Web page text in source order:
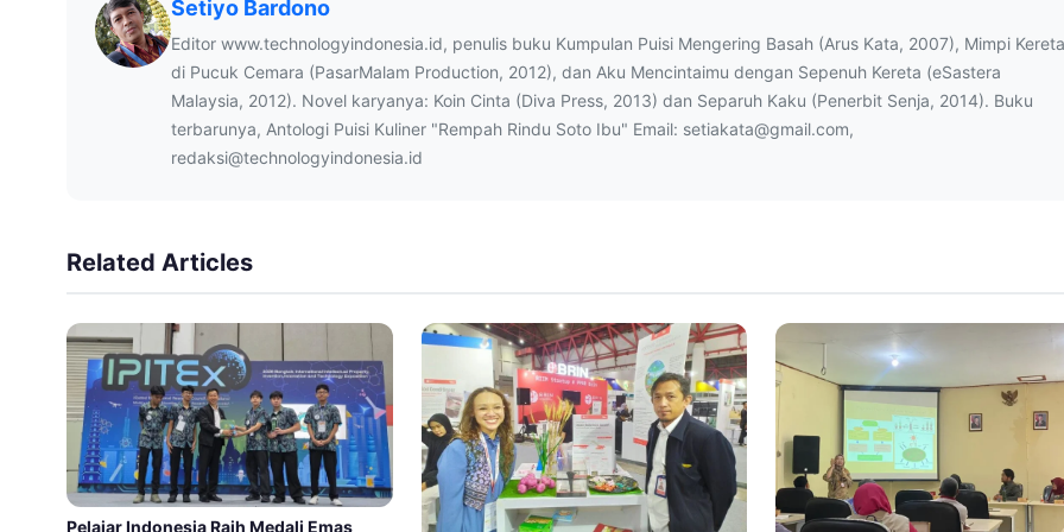
Setiyo Bardono
Editor www.technologyindonesia.id, penulis buku Kumpulan Puisi Mengering Basah (Arus Kata, 2007), Mimpi Kereta
di Pucuk Cemara (PasarMalam Production, 2012), dan Aku Mencintaimu dengan Sepenuh Kereta (eSastera
Malaysia, 2012). Novel karyanya: Koin Cinta (Diva Press, 2013) dan Separuh Kaku (Penerbit Senja, 2014). Buku
terbarunya, Antologi Puisi Kuliner "Rempah Rindu Soto Ibu" Email: setiakata@gmail.com,
redaksi@technologyindonesia.id
Related Articles
Pelajar Indonesia Raih Medali Emas